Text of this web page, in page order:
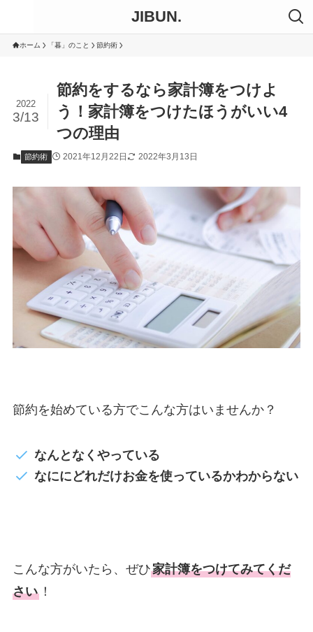
JIBUN.
ホーム 「暮」のこと 節約術
節約をするなら家計簿をつけよ
う！家計簿をつけたほうがいい4
つの理由
2022
3/13
節約術 2021年12月22日 2022年3月13日
節約を始めている方でこんな方はいませんか？
なんとなくやっている
なににどれだけお金を使っているかわからない
こんな方がいたら、ぜひ家計簿をつけてみてくだ
さい！